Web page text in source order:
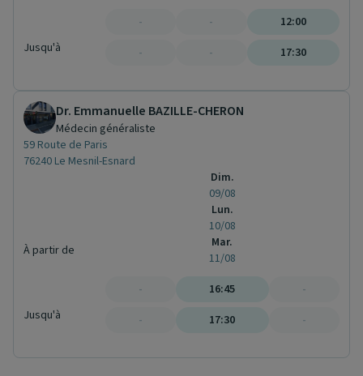
Jusqu'à
-
-
-
-
12:00
17:30
Dr. Emmanuelle BAZILLE-CHERON
Médecin généraliste
59 Route de Paris
76240 Le Mesnil-Esnard
À partir de
Jusqu'à
Dim.
09/08
Lun.
10/08
Mar.
11/08
-
-
16:45
17:30
-
-